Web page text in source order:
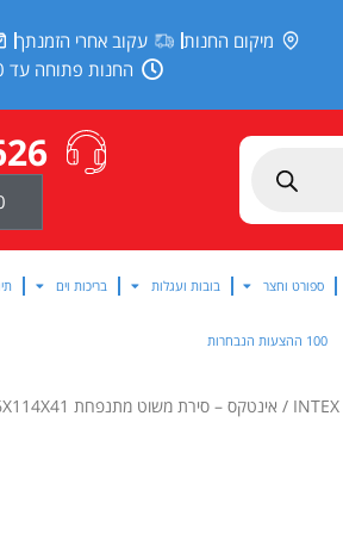
מיקום החנות עקוב אחרי הזמנתך
החנות פתוחה עד 20:00
ספורט וחצר בובות ועגלות בריכות וים
100 ההצעות הנבחרות
/ אינטקס – סירת משוט מתנפחת 236X114X41